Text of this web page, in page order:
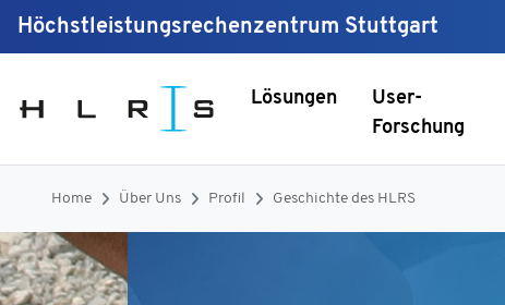
Höchstleistungsrechenzentrum Stuttgart
Lösungen
User-
Forschung
Home Über Uns Profil Geschichte des HLRS